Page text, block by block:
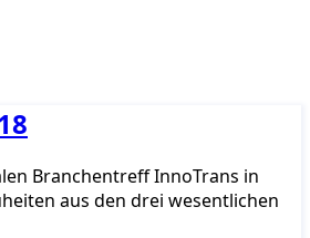
Branchentreff InnoTrans in
aus den drei wesentlichen